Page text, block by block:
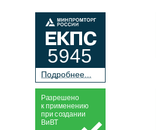
Подробнее...
5945
Разрешено
к применению
присоздании
Ви ВТ